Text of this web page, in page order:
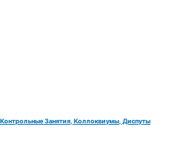
Занятия, Коллоквиумы, Диспуты